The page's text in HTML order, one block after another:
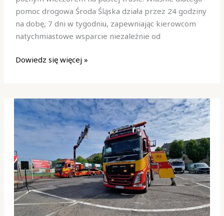
pomoc drogowa Środa Śląska działa przez 24 godziny
na dobę, 7 dni w tygodniu, zapewniając kierowcom
natychmiastowe wsparcie niezależnie od
pomagamy
Dowiedz się więcej »